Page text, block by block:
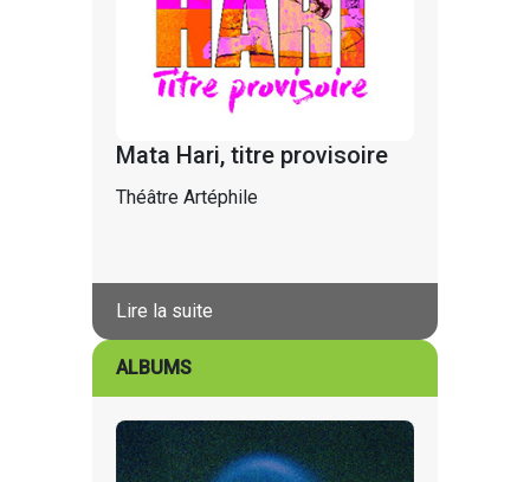
Mata Hari, titre provisoire
Théâtre Artéphile
Lire la suite
ALBUMS